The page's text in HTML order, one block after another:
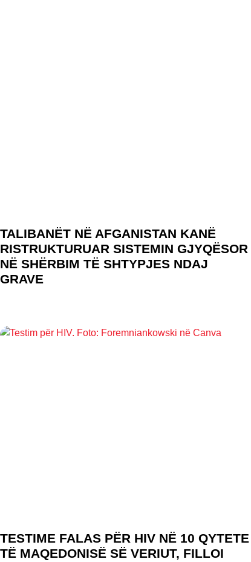
TALIBANËT NË AFGANISTAN KANË
RISTRUKTURUAR SISTEMIN GJYQËSOR
NË SHËRBIM TË SHTYPJES NDAJ
GRAVE
TESTIME FALAS PËR HIV NË 10 QYTETE
TË MAQEDONISË SË VERIUT, FILLOI